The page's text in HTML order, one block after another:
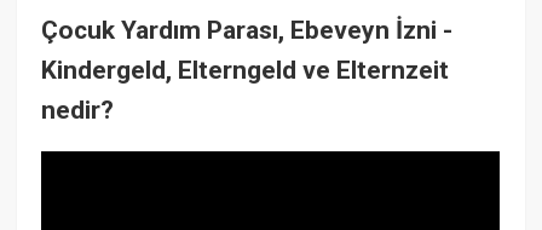
Çocuk Yardım Parası, Ebeveyn İzni -
Kindergeld, Elterngeld ve Elternzeit
nedir?